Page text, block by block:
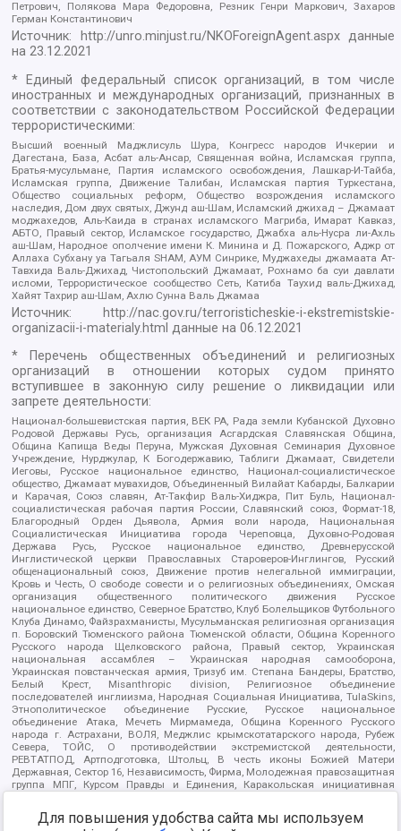
Петрович, Полякова Мара Федоровна, Резник Генри Маркович, Захаров
Герман Константинович
Источник: http://unro.minjust.ru/NKOForeignAgent.aspxданные
на23.12.2021
* Единый федеральный список организаций, в том числе
иностранных и международных организаций, признанных в
соответствии с законодательством Российской Федерации
террористическими:
Высший военный Маджлисуль Шура, Конгресс народов Ичкерии и
Дагестана, База, Асбат аль-Ансар, Священная война, Исламская группа,
Братья-мусульмане, Партия исламского освобождения, Лашкар-И-Тайба,
Исламская группа, Движение Талибан, Исламская партия Туркестана,
Общество социальных реформ, Общество возрождения исламского
наследия, Дом двух святых, Джунд аш-Шам, Исламский джихад – Джамаат
моджахедов, Аль-Каида в странах исламского Магриба, Имарат Кавказ,
АБТО, Правый сектор, Исламское государство, Джабха аль-Нусра ли-Ахль
аш-Шам, Народное ополчение имени К. Минина и Д. Пожарского, Аджр от
Аллаха Субхану уа Тагьаля SHAM, АУМ Синрике, Муджахеды джамаата Ат-
Тавхида Валь-Джихад, Чистопольский Джамаат, Рохнамо ба суи давлати
исломи, Террористическое сообщество Сеть, Катиба Таухид валь-Джихад,
Хайят Тахрир аш-Шам, Ахлю Сунна Валь Джамаа
Источник:
http://nac.gov.ru/terroristicheskie-i-ekstremistskie-
organizacii-i-materialy.html данные на06.12.2021
* Перечень общественных объединений и религиозных
организаций в отношении которых судом принято
вступившее в законную силу решение о ликвидации или
запрете деятельности:
Национал-большевистская партия, ВЕК РА, Рада земли Кубанской Духовно
Родовой Державы Русь, организация Асгардская Славянская Община,
Община Капища Веды Перуна, Мужская Духовная Семинария Духовное
Учреждение, Нурджулар, К Богодержавию, Таблиги Джамаат, Свидетели
Иеговы, Русское национальное единство, Национал-социалистическое
общество, Джамаат мувахидов, Объединенный Вилайат Кабарды, Балкарии
и Карачая, Союз славян, Ат-Такфир Валь-Хиджра, Пит Буль, Национал-
социалистическая рабочая партия России, Славянский союз, Формат-18,
Благородный Орден Дьявола, Армия воли народа, Национальная
Социалистическая Инициатива города Череповца, Духовно-Родовая
Держава Русь, Русское национальное единство, Древнерусской
Инглистической церкви Православных Староверов-Инглингов, Русский
общенациональный союз, Движение против нелегальной иммиграции,
Кровь и Честь, О свободе совести и о религиозных объединениях, Омская
организация общественного политического движения Русское
национальное единство, Северное Братство, Клуб Болельщиков Футбольного
Клуба Динамо, Файзрахманисты, Мусульманская религиозная организация
п. Боровский Тюменского района Тюменской области, Община Коренного
Русского народа Щелковского района, Правый сектор, Украинская
национальная ассамблея – Украинская народная самооборона,
Украинская повстанческая армия, Тризуб им. Степана Бандеры, Братство,
Белый Крест, Misanthropic division, Религиозное объединение
последователей инглиизма, Народная Социальная Инициатива, TulaSkins,
Этнополитическое объединение Русские, Русское национальное
объединение Атака, Мечеть Мирмамеда, Община Коренного Русского
народа г. Астрахани, ВОЛЯ, Меджлис крымскотатарского народа, Рубеж
Севера, ТОЙС, О противодействии экстремистской деятельности,
РЕВТАТПОД, Артподготовка, Штольц, В честь иконы Божией Матери
Державная, Сектор 16, Независимость, Фирма, Молодежная правозащитная
группа МПГ, Курсом Правды и Единения, Каракольская инициативная
Благотворительный пансионат Ак Умут, Русская республика Русь,
Арестантское уголовное единство, Башкорт, Нация и свобода, W.H.С., Фалунь
Для повышения удобства сайта мы используем